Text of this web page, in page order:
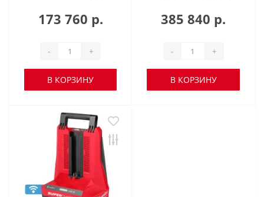
173 760 р.
- +
В КОРЗИНУ
385 840 р.
- +
В КОРЗИНУ